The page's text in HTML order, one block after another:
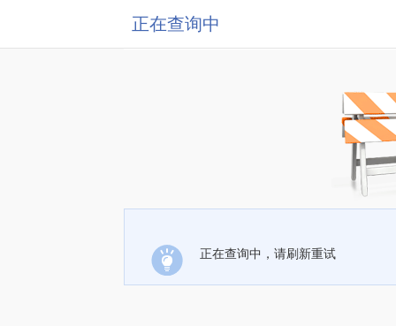
正在查询中
正在查询中，请刷新重试